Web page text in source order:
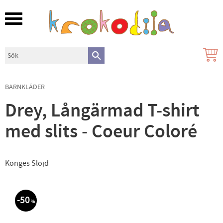
Meny
BARNKLÄDER
Drey, Långärmad T-shirt
med slits - Coeur Coloré
Konges Slöjd
50%